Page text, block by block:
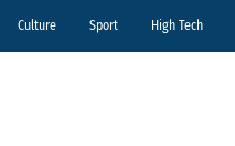
Culture Sport High Tech